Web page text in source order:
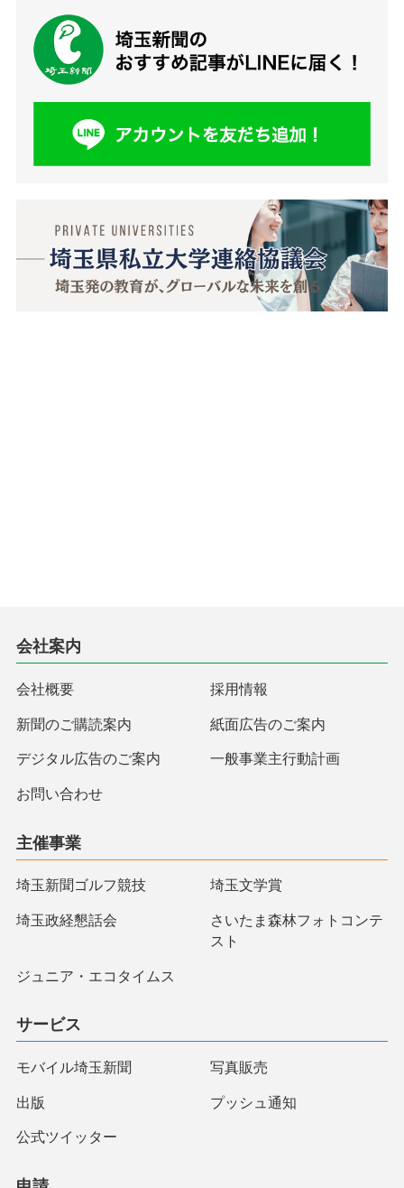
会社案内
会社概要 採用情報
新聞のご購読案内 紙面広告のご案内
デジタル広告のご案内 一般事業主行動計画
お問い合わせ
主催事業
埼玉新聞ゴルフ競技 埼玉文学賞
埼玉政経懇話会
さいたま森林フォトコンテ
スト
ジュニア・エコタイムス
サービス
モバイル埼玉新聞 写真販売
出版 プッシュ通知
公式ツイッター